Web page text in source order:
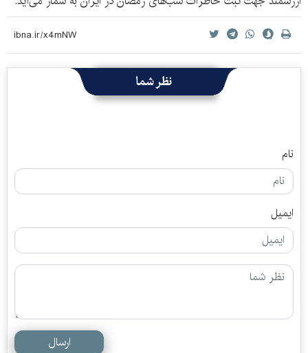
نظر شما
نام
ایمیل
ارسال